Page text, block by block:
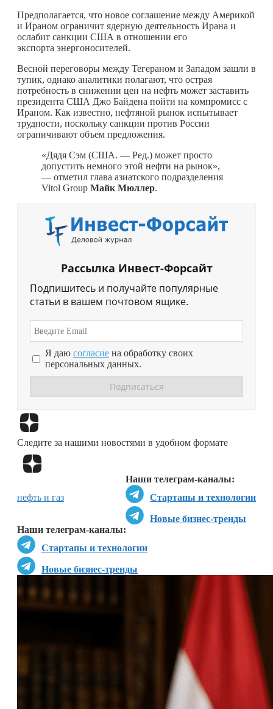
Предполагается, что новое соглашение между Америкой
и Ираном ограничит ядерную деятельность Ирана и
ослабит санкции США в отношении его
экспорта энергоносителей.
Весной переговоры между Тегераном и Западом зашли в
тупик, однако аналитики полагают, что острая
потребность в снижении цен на нефть может заставить
президента США Джо Байдена пойти на компромисс с
Ираном. Как известно, нефтяной рынок испытывает
трудности, поскольку санкции против России
ограничивают объем предложения.
«Дядя Сэм (США. — Ред.) может просто
допустить немного этой нефти на рынок»,
— отметил глава азиатского подразделения
Vitol Group Майк Мюллер.
Рассылка Инвест-Форсайт
Подпишитесь и получайте популярные
статьи в вашем почтовом ящике.
Я даю согласие на обработку своих
персональных данных.
Следите за нашими новостями в удобном формате
Наши телеграм-каналы:
Стартапы и технологии
Новые бизнес-тренды
Наши телеграм-каналы:
Стартапы и технологии
Новые бизнес-тренды
нефть и газ